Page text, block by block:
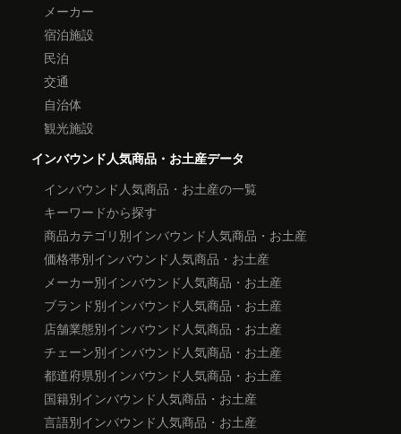
メーカー
宿泊施設
民泊
交通
自治体
観光施設
インバウンド人気商品・お土産データ
インバウンド人気商品・お土産の一覧
キーワードから探す
商品カテゴリ別インバウンド人気商品・お土産
価格帯別インバウンド人気商品・お土産
メーカー別インバウンド人気商品・お土産
ブランド別インバウンド人気商品・お土産
店舗業態別インバウンド人気商品・お土産
チェーン別インバウンド人気商品・お土産
都道府県別インバウンド人気商品・お土産
国籍別インバウンド人気商品・お土産
言語別インバウンド人気商品・お土産